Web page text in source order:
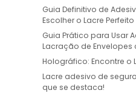
Guia Definitivo de
Escolher o Lacre Perfeito
Guia Prático para Usar
Lacração de
Holográfico: Encontre o
Lacre adesivo de
que se destaca!